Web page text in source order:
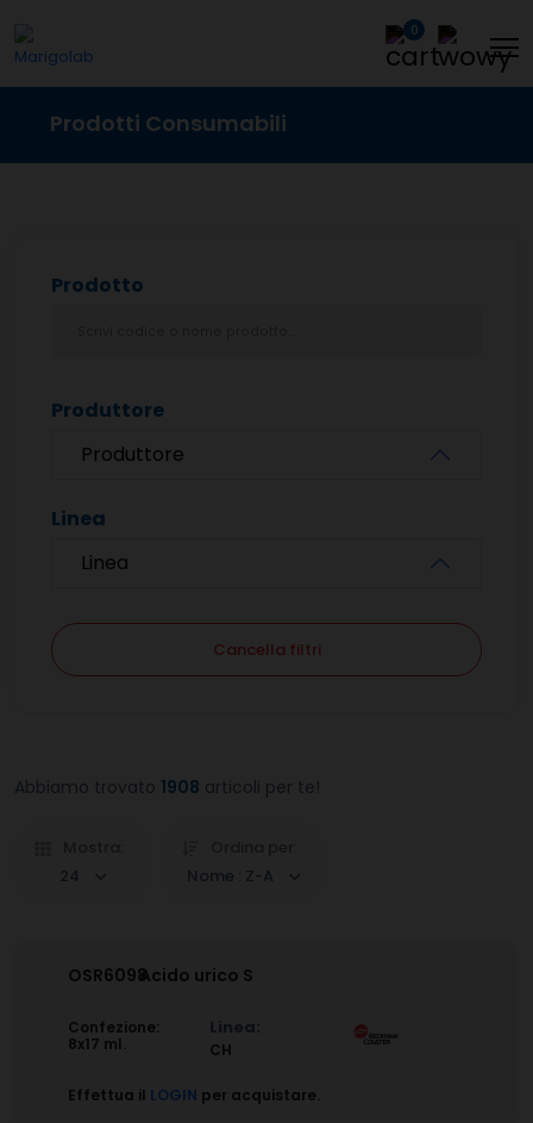
0
Prodotti Consumabili
Prodotto
Produttore
Produttore
Linea
Linea
Cancella filtri
Abbiamo trovato 1908 articoli per te!
24
Nome : Z-A
OSR6098Acido urico S
Confezione:
8x17 ml.
Linea:
CH
Effettua il LOGIN per acquistare.